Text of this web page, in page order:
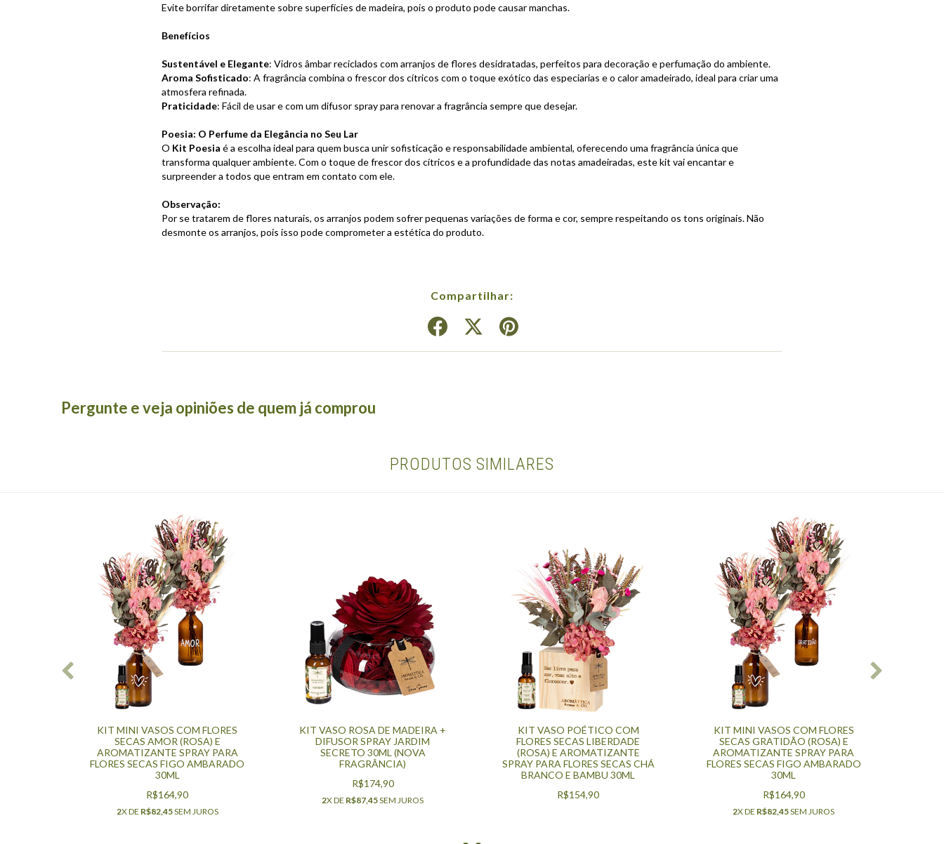
Evite borrifar diretamente sobre superfícies de madeira, pois o produto pode causar manchas.
Benefícios
Sustentável e Elegante: Vidros âmbar reciclados com arranjos de flores desidratadas, perfeitos para decoração e perfumação do ambiente.
Aroma Sofisticado: A fragrância combina o frescor dos cítricos com o toque exótico das especiarias e o calor amadeirado, ideal para criar uma
atmosfera refinada.
Praticidade: Fácil de usar e com um difusor spray para renovar a fragrância sempre que desejar.
Poesia: O Perfume da Elegância no Seu Lar
O Kit Poesia é a escolha ideal para quem busca unir sofisticação e responsabilidade ambiental, oferecendo uma fragrância única que
transforma qualquer ambiente. Com o toque de frescor dos cítricos e a profundidade das notas amadeiradas, este kit vai encantar e
surpreender a todos que entram em contato com ele.
Observação:
Por se tratarem de flores naturais, os arranjos podem sofrer pequenas variações de forma e cor, sempre respeitando os tons originais. Não
desmonte os arranjos, pois isso pode comprometer a estética do produto.
Compartilhar:
Pergunte e veja opiniões de quem já comprou
PRODUTOS SIMILARES
KIT MINI VASOS COM FLORES
SECAS AMOR (ROSA) E
AROMATIZANTE SPRAY PARA
FLORES SECAS FIGO AMBARADO
30ML
R$164,90
2X DE R$82,45SEM JUROS
KIT VASO ROSA DE MADEIRA +
DIFUSOR SPRAY JARDIM
SECRETO 30ML (NOVA
FRAGRÂNCIA)
R$174,90
2X DE R$87,45SEM JUROS
KIT VASO POÉTICO COM
FLORES SECAS LIBERDADE
(ROSA) E AROMATIZANTE
SPRAY PARA FLORES SECAS CHÁ
BRANCO E BAMBU 30ML
R$154,90
KIT MINI VASOS COM FLORES
SECAS GRATIDÃO (ROSA) E
AROMATIZANTE SPRAY PARA
FLORES SECAS FIGO AMBARADO
30ML
R$164,90
2X DE R$82,45SEM JUROS